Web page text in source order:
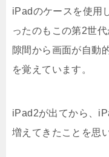
iPadのケースを使用
ったのもこの第2世
隙間から画面が自動
を覚えています。
iPad2が出てから、
増えてきたことを思